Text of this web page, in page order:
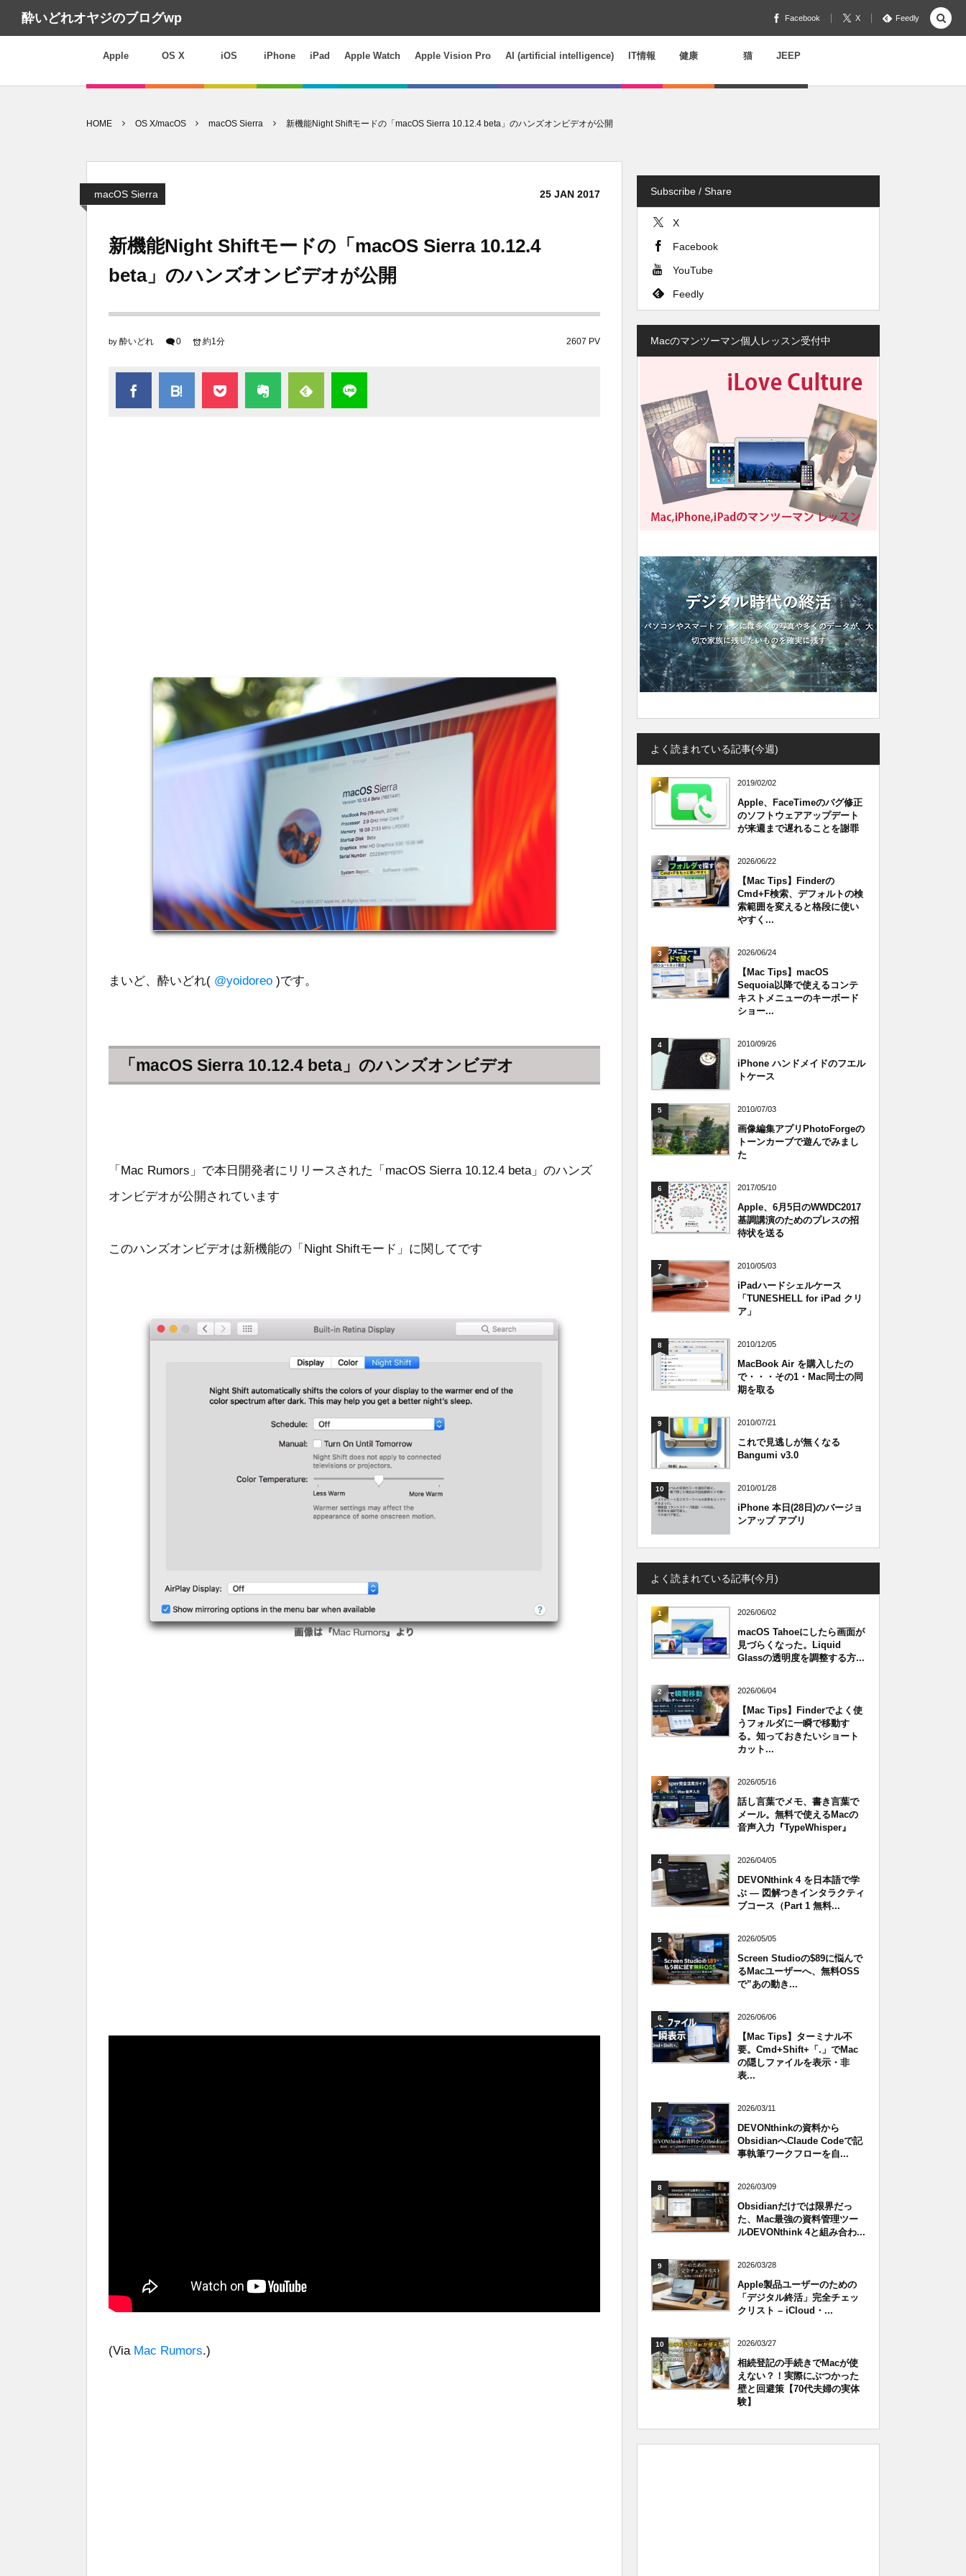
酔いどれオヤジのブログwp Facebook X Feedly
Apple OS X iOS iPhone iPad Apple Watch Apple Vision Pro AI (artificial intelligence) IT情報 健康 猫 JEEP
HOME OS X/macOS macOS Sierra 新機能Night Shiftモードの「macOS Sierra 10.12.4 beta」のハンズオンビデオが公開
macOS Sierra 25 JAN 2017
新機能Night Shiftモードの「macOS Sierra 10.12.4
beta」のハンズオンビデオが公開
by 酔いどれ 0 2607 PV
約1分
まいど、酔いどれ( @yoidoreo )です。
「macOS Sierra 10.12.4 beta」のハンズオンビデオ
「Mac Rumors」で本日開発者にリリースされた「macOS Sierra 10.12.4 beta」のハンズ
オンビデオが公開されています
このハンズオンビデオは新機能の「Night Shiftモード」に関してです
(Via Mac Rumors.)
Subscribe / Share
X
Facebook
YouTube
Feedly
Macのマンツーマン個人レッスン受付中
よく読まれている記事(今週)
1 2019/02/02
Apple、FaceTimeのバグ修正
のソフトウェアアップデート
が来週まで遅れることを謝罪
2 2026/06/22
【Mac Tips】Finderの
Cmd+F検索、デフォルトの検
索範囲を変えると格段に使い
やすく...
3 2026/06/24
【Mac Tips】macOS
Sequoia以降で使えるコンテ
キストメニューのキーボード
ショー...
4 2010/09/26
iPhone ハンドメイドのフエル
トケース
5 2010/07/03
画像編集アプリPhotoForgeの
トーンカーブで遊んでみまし
た
6 2017/05/10
Apple、6月5日のWWDC2017
基調講演のためのプレスの招
待状を送る
7 2010/05/03
iPadハードシェルケース
「TUNESHELL for iPad クリ
ア」
8 2010/12/05
MacBook Air を購入したの
で・・・その1・Mac同士の同
期を取る
9 2010/07/21
これで見逃しが無くなる
Bangumi v3.0
10 2010/01/28
iPhone 本日(28日)のバージョ
ンアップ アプリ
よく読まれている記事(今月)
1 2026/06/02
macOS Tahoeにしたら画面が
見づらくなった。Liquid
Glassの透明度を調整する方...
2 2026/06/04
【Mac Tips】Finderでよく使
うフォルダに一瞬で移動す
る。知っておきたいショート
カット...
3 2026/05/16
話し言葉でメモ、書き言葉で
メール。無料で使えるMacの
音声入力『TypeWhisper』
4 2026/04/05
DEVONthink 4 を日本語で学
ぶ — 図解つきインタラクティ
ブコース（Part 1 無料...
5 2026/05/05
Screen Studioの$89に悩んで
るMacユーザーへ、無料OSS
で”あの動き...
6 2026/06/06
【Mac Tips】ターミナル不
要。Cmd+Shift+「.」でMac
の隠しファイルを表示・非
表...
7 2026/03/11
DEVONthinkの資料から
ObsidianへClaude Codeで記
事執筆ワークフローを自...
8 2026/03/09
Obsidianだけでは限界だっ
た、Mac最強の資料管理ツー
ルDEVONthink 4と組み合わ...
9 2026/03/28
Apple製品ユーザーのための
「デジタル終活」完全チェッ
クリスト – iCloud・...
10 2026/03/27
相続登記の手続きでMacが使
えない？！実際にぶつかった
壁と回避策【70代夫婦の実体
験】